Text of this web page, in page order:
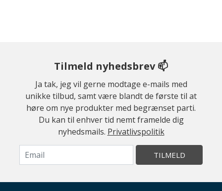
Tilmeld nyhedsbrev 📫
Ja tak, jeg vil gerne modtage e-mails med
unikke tilbud, samt være blandt de første til at
høre om nye produkter med begrænset parti.
Du kan til enhver tid nemt framelde dig
nyhedsmails. Privatlivspolitik
TILMELD